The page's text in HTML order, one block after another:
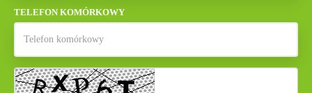
TELEFON KOMÓRKOWY